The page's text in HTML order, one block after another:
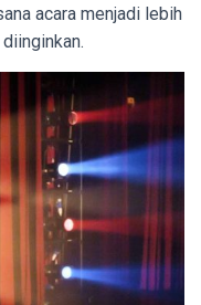
acara menjadi lebih